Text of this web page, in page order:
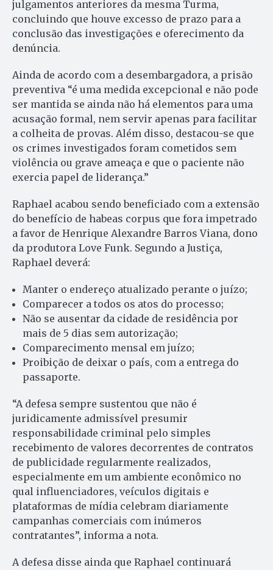
julgamentos anteriores da mesma Turma,
concluindo que houve excesso de prazo para a
conclusão das investigações e oferecimento da
denúncia.
Ainda de acordo com a desembargadora, a prisão
preventiva “é uma medida excepcional e não pode
ser mantida se ainda não há elementos para uma
acusação formal, nem servir apenas para facilitar
a colheita de provas. Além disso, destacou-se que
os crimes investigados foram cometidos sem
violência ou grave ameaça e que o paciente não
exercia papel de liderança.”
Raphael acabou sendo beneficiado com a extensão
do benefício de habeas corpus que fora impetrado
a favor de Henrique Alexandre Barros Viana, dono
da produtora Love Funk. Segundo a Justiça,
Raphael deverá:
Manter o endereço atualizado perante o juízo;
Comparecer a todos os atos do processo;
Não se ausentar da cidade de residência por
mais de 5 dias sem autorização;
Comparecimento mensal em juízo;
Proibição de deixar o país, com a entrega do
passaporte.
“A defesa sempre sustentou que não é
juridicamente admissível presumir
responsabilidade criminal pelo simples
recebimento de valores decorrentes de contratos
de publicidade regularmente realizados,
especialmente em um ambiente econômico no
qual influenciadores, veículos digitais e
plataformas de mídia celebram diariamente
campanhas comerciais com inúmeros
contratantes”, informa a nota.
A defesa disse ainda que Raphael continuará